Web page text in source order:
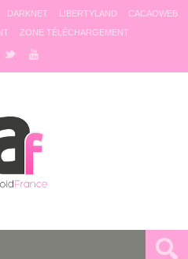
DARKNET LIBERTYLAND
CACAOWEB
ZONE TÉLÉCHARGEMENT